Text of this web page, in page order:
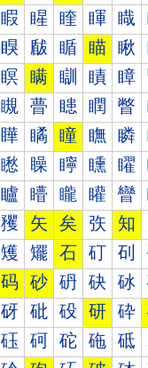
睱 睲 睳 睴 睵
瞁 瞂 瞃 瞄 瞅
瞑 瞒 瞓 瞔 瞕
瞡 瞢 瞣 瞤 瞥
瞱 瞲 瞳 瞴 瞵
矁 矂 矃 矄 矅
矑 矒 矓 矔 矕
矡 矢 矣 矤 知
矱 矲 石 矴 矵
码 砂 砃 砄 砅
砑 砒 砓 研 砕
砡 砢 砣 砤 砥